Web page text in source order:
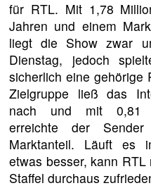
für RTL. Mit 1,78
Jahren und einem
liegt die Show zwar
Dienstag, jedoch
sicherlich eine gehörige
Zielgruppe ließ das
nach und mit 0,81
erreichte der
Marktanteil. Läuft es
etwas besser, kann
Staffel durchaus